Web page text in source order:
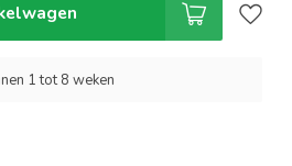
1 tot 8 weken